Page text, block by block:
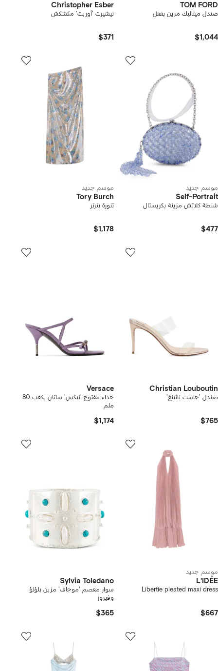
TOM FORD
صندل ميتاليك مزين بقفل
$1,044
Christopher Esber
تيشيرت 'أوربت' مكشكش
$371
موسم جديد
Self-Portrait
شنطة كلاتش مزينة بكريستال
$477
موسم جديد
Tory Burch
تنورة بترتر
$1,178
Christian Louboutin
صندل 'جاست ناثينغ'
$765
Versace
حذاء مفتوح 'نيكس' ساتان بكعب 80
ملم
$1,174
موسم جديد
L'IDÉE
Libertie pleated maxi dress
$667
Sylvia Toledano
سوار معصم 'موجاف' مزين بلؤلؤ
وفيروز
$365